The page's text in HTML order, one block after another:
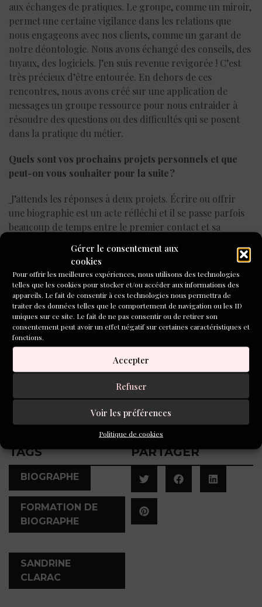
Gérer le consentement aux
cookies
Pour offrir les meilleures expériences, nous utilisons des technologies
telles que les cookies pour stocker et/ou accéder aux informations des
appareils. Le fait de consentir à ces technologies nous permettra de
traiter des données telles que le comportement de navigation ou les ID
uniques sur ce site. Le fait de ne pas consentir ou de retirer son
consentement peut avoir un effet négatif sur certaines caractéristiques et
fonctions.
Accepter
Refuser
Voir les préférences
Politique de cookies
aux échanges de pratiques. Le groupe, comme un miroir,
permet une certaine vigilance dans les relations que
nous engageons avec nos clients, comme un garant de
notre déontologie. Nous avons échangé des conseils, des
tuyaux, des logiciels. J’en suis revenue revigorée ! C’est
très précieux d’être entourée. En dehors de ces
rencontres, nous avons créé sur une application de
messages un groupe ressource pour nous entraider à
résoudre des questions ou des difficultés qui se posent
dans la pratique du métier.
Quels sont vos prochains projets personnels et que
peut-on vous souhaiter pour la suite ?
J’attends les réponses à deux projets. Écrire ou offrir
une biographie est un acte réfléchi et il se passe parfois
beaucoup de temps entre le premier contact et sa
Et l’on peut me souhaiter … de continuer d’écrire tous
ces chemins, toutes ces diversités fascinantes !
DP
Dernier ouvrage paru : Camille Lelouche « Tout de
dire », éd. Stock, 2025
Pour en savoir plus, découvrez le site internet de
TAGS
BIOGRAPHE
FORMATION DE
BIOGRAPHE
SANDRINE
CLARAC
PARTAGER